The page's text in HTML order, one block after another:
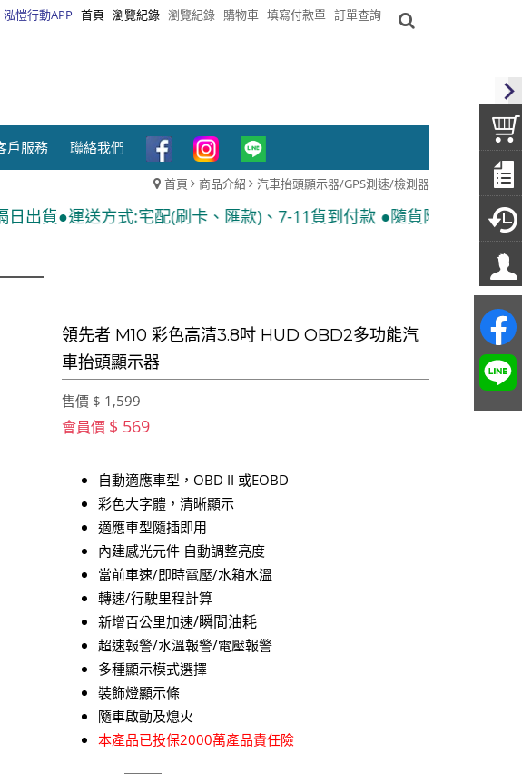
泓愷行動APP 首頁 瀏覽紀錄 瀏覽紀錄 購物車 填寫付款單 訂單查詢
戶服務 聯絡我們
首頁 商品介紹 汽車抬頭顯示器/GPS測速/檢測器
(刷卡、匯款)、7-11貨到付款 ●隨貨附發票
領先者 M10 彩色高清3.8吋 HUD OBD2多功能汽
車抬頭顯示器
售價 $ 1,599
會員價 $ 569
自動適應車型，OBD II 或EOBD
彩色大字體，清晰顯示
適應車型隨插即用
內建感光元件 自動調整亮度
當前車速/即時電壓/水箱水溫
轉速/行駛里程計算
新增百公里加速/瞬間油耗
超速報警/水溫報警/電壓報警
多種顯示模式選擇
裝飾燈顯示條
隨車啟動及熄火
本產品已投保2000萬產品責任險